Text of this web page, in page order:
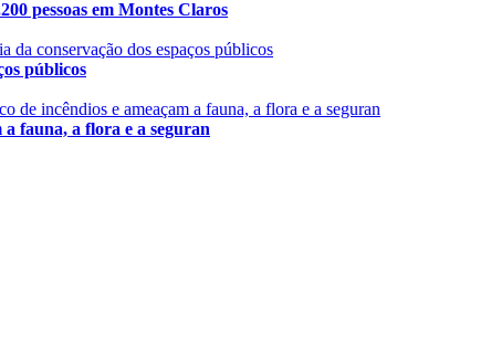
pessoas em Montes Claros
públicos
fauna, a flora e a seguran